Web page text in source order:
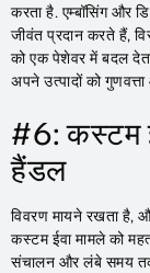
करता है. एम्बॉसिंग और
जीवंत प्रदान करते हैं,
को एक पेशेवर में बदल
अपने उत्पादों को
#6: कस्टम
हैंडल
विवरण मायने रखता है,
कस्टम ईवा मामले को
संचालन और लंबे समय